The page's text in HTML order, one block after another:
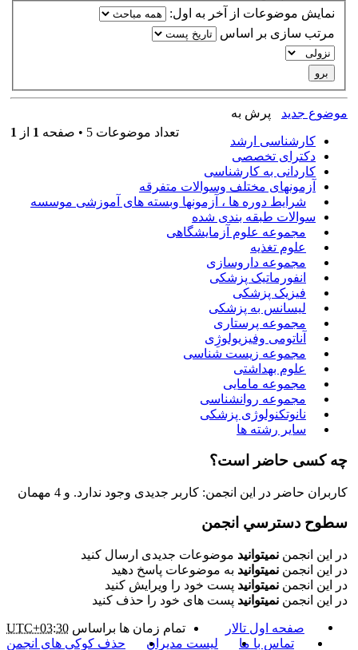
نمایش موضوعات از آخر به اول:
مرتب سازی بر اساس
موضوع جدید
تعداد موضوعات 5 • صفحه
1 از 1
پرش به
کارشناسی ارشد
دکترای تخصصی
کاردانی به کارشناسی
آزمونهای مختلف وسوالات متفرقه
شرایط دوره ها ، آزمونها وبسته های آموزشی موسسه
سوالات طبقه بندی شده
مجموعه علوم آزمایشگاهی
علوم تغذیه
مجموعه داروسازی
انفورماتیک پزشکی
فیزیک پزشکی
لیسانس به پزشکی
مجموعه پرستاری
آناتومی وفیزیولوژِی
مجموعه زیست شناسی
علوم بهداشتی
مجموعه مامایی
مجموعه روانشناسی
نانوتکنولوژی پزشکی
سایر رشته ها
چه کسی حاضر است؟
کاربران حاضر در این انجمن: کاربر جدیدی وجود ندارد. و 4 مهمان
سطوح دسترسي انجمن
در این انجمن نمیتوانید موضوعات جدیدی ارسال کنید
در این انجمن نمیتوانید به موضوعات پاسخ دهید
در این انجمن نمیتوانید پست خود را ویرایش کنید
در این انجمن نمیتوانید پست های خود را حذف کنید
صفحه اول تالار تمام زمان ها براساس UTC+03:30
حذف کوکی های انجمن
لیست مدیران تماس با ما